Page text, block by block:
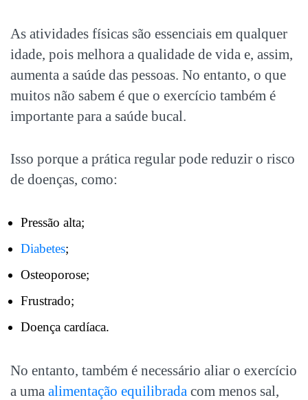
As atividades físicas são essenciais em qualquer
idade, pois melhora a qualidade de vida e, assim,
aumenta a saúde das pessoas. No entanto, o que
muitos não sabem é que o exercício também é
importante para a saúde bucal.
Isso porque a prática regular pode reduzir o risco
de doenças, como:
Pressão alta;
Diabetes;
Osteoporose;
Frustrado;
Doença cardíaca.
No entanto, também é necessário aliar o exercício
a uma alimentação equilibrada com menos sal,